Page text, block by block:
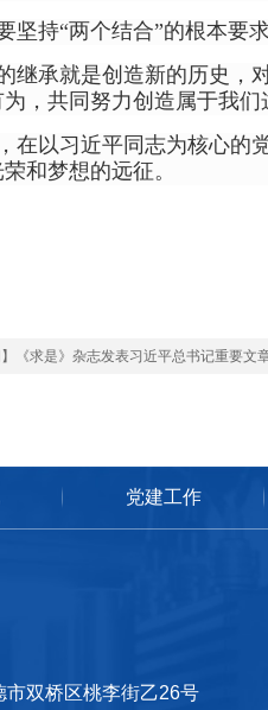
坚持“两个结合”的根本要
继承就是创造新的历史，
，共同努力创造属于我
在以习近平同志为核心的
和梦想的远征。
是》杂志发表习近平总书记重要文章《推进中国式现代化需
党建工作
市双桥区桃李街乙26号